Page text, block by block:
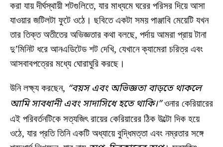
করা যায় দীর্ঘস্থায়ী শটগুলিতে, যার মাধ্যমে ঘরের পরিসর দিয়ে আসা
যাওয়ার জটিলটা ফুটে ওঠে। ছবিতে একটা সময় পাঞ্জাবি মেয়েটি যখন
তার তিক্ত অতীতের অভিজ্ঞতার কথা বলছে, পর্দায় আমরা প্রায় টানা
দু’মিনিট ধরে আনএডিটেড শট দেখি, যেখানে ক্যামেরা চরিত্র এবং
আসবাবপত্রের মধ্যে ঘোরাঘুরি করছে।
উনি লক্ষ্য করছেন, “বয়স এবং অভিজ্ঞতা বাড়তে থাকলে
আমি সাবধানী এবং সাদাসিধে হতে থাকি।”ওনার কেরিয়ারের
এই পরিবর্তনটিকে সত্যজিৎ রায়ের কেরিয়ারের ঠিক উল্টো দিক হয়ে
ওঠে, যার প্রতি তিনি একটি অধ্যায়ে বুদ্ধিমত্তা এবং নম্রতার সঙ্গে